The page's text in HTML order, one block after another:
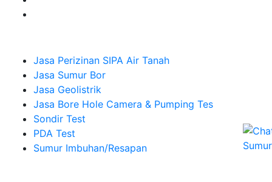
Jasa Perizinan SIPA Air Tanah
Jasa Sumur Bor
Jasa Geolistrik
Jasa Bore Hole Camera & Pumping Tes
Sondir Test
PDA Test
Sumur Imbuhan/Resapan